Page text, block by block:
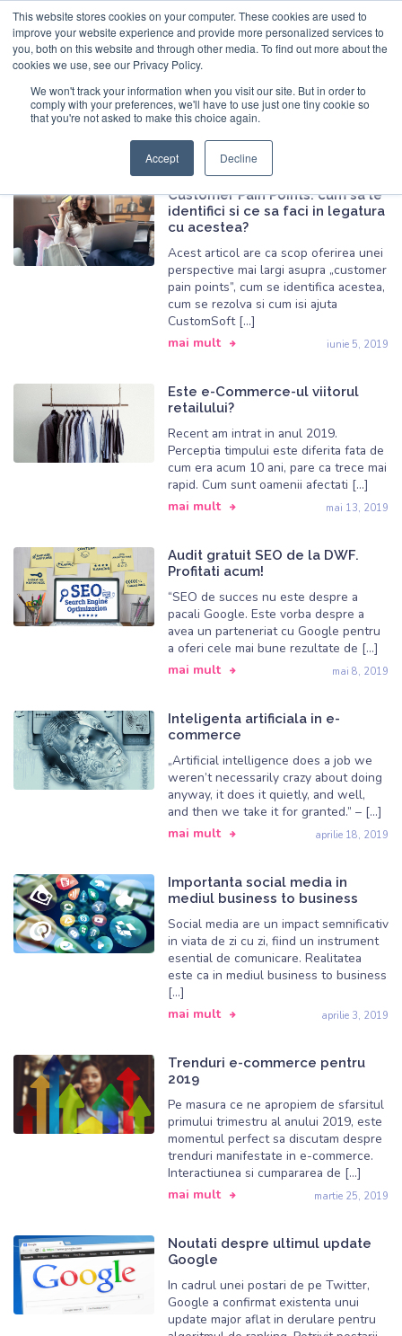
This website stores cookies on your computer. These cookies are used to
improve your website experience and provide more personalized services to
you, both on this website and through other media. To find out more about the
cookies we use, see our Privacy Policy.
We won't track your information when you visit our site. But in order to
comply with your preferences, we'll have to use just one tiny cookie so
that you're not asked to make this choice again.
Accept Decline
Cauta
CustomSoft .io .ro
Navigatie principala
Produse
Servicii
Forma rapida de contact
Biroul central
Informatii:office@customsoft.io
sales@customsoft.io
Acasa /Blog
Customer Pain Points: cum sa le
identifici si ce sa faci in legatura
cu acestea?
Acest articol are ca scop oferirea unei
perspective mai largi asupra „customer
pain points”, cum se identifica acestea,
cum se rezolva si cum isi ajuta
CustomSoft […]
mai mult iunie 5, 2019
Este e-Commerce-ul viitorul
retailului?
Recent am intrat in anul 2019.
Perceptia timpului este diferita fata de
cum era acum 10 ani, pare ca trece mai
rapid. Cum sunt oamenii afectati […]
mai mult mai 13, 2019
Audit gratuit SEO de la DWF.
Profitati acum!
“SEO de succes nu este despre a
pacali Google. Este vorba despre a
avea un parteneriat cu Google pentru
a oferi cele mai bune rezultate de […]
mai mult mai 8, 2019
Inteligenta artificiala in e-
commerce
„Artificial intelligence does a job we
weren’t necessarily crazy about doing
anyway, it does it quietly, and well,
and then we take it for granted.” – […]
mai mult aprilie 18, 2019
Importanta social media in
mediul business to business
Social media are un impact semnificativ
in viata de zi cu zi, fiind un instrument
esential de comunicare. Realitatea
este ca in mediul business to business
[…]
mai mult aprilie 3, 2019
Trenduri e-commerce pentru
2019
Pe masura ce ne apropiem de sfarsitul
primului trimestru al anului 2019, este
momentul perfect sa discutam despre
trenduri manifestate in e-commerce.
Interactiunea si cumpararea de […]
mai mult martie 25, 2019
Noutati despre ultimul update
Google
In cadrul unei postari de pe Twitter,
Google a confirmat existenta unui
update major aflat in derulare pentru